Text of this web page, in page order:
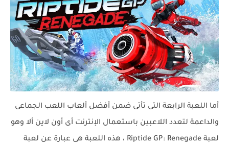
أما اللعبة الرابعة التى تأتى ضمن أفضل ألعاب اللعب الجماعى
والداعمة لتعدد اللاعبين باستعمال الإنترنت أى أون لاين ألا وهو
لعبة Riptide GP: Renegade ، هذه اللعبة هى عبارة عن لعبة